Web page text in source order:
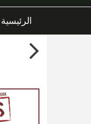
الرئيسية